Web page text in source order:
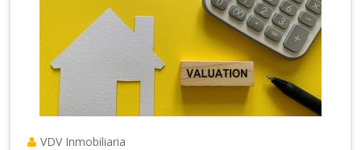
VDV Inmobiliaria